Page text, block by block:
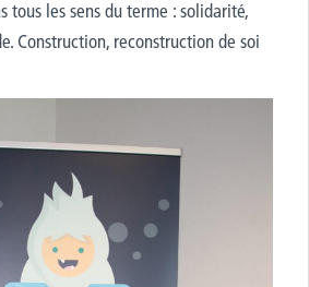
tous les sens du terme : solidarité,
Construction, reconstruction de soi